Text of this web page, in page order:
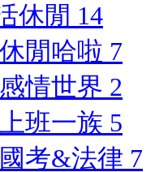
休閒 14
休閒哈啦 7
感情世界 2
上班一族 5
國考&法律 7